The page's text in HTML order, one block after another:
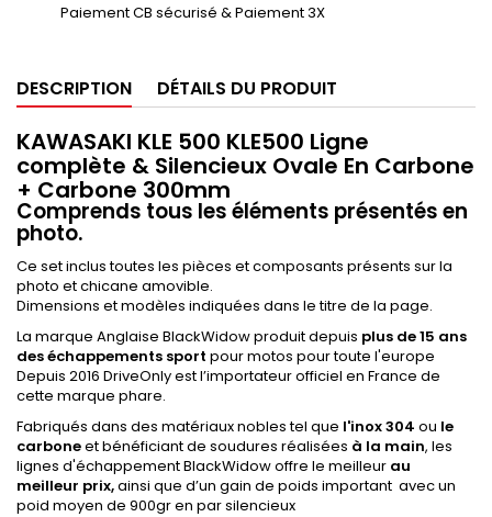
Paiement CB sécurisé & Paiement 3X
DESCRIPTION DÉTAILS DU PRODUIT
KAWASAKI KLE 500 KLE500 Ligne
complète & Silencieux Ovale En Carbone
+ Carbone 300mm
Comprends tous les éléments présentés en
photo.
Ce set inclus toutes les pièces et composants présents sur la
photo et chicane amovible.
Dimensions et modèles indiquées dans le titre de la page.
La marque Anglaise BlackWidow produit depuis plus de 15 ans
des échappements sport pour motos pour toute l'europe
Depuis 2016 DriveOnly est l’importateur officiel en France de
cette marque phare.
Fabriqués dans des matériaux nobles tel que l'inox 304 ou le
carboneet bénéficiant de soudures réalisées à la main, les
lignes d'échappement BlackWidow offre le meilleur au
meilleur prix,ainsi que d’un gain de poids important avec un
poid moyen de 900gr en par silencieux